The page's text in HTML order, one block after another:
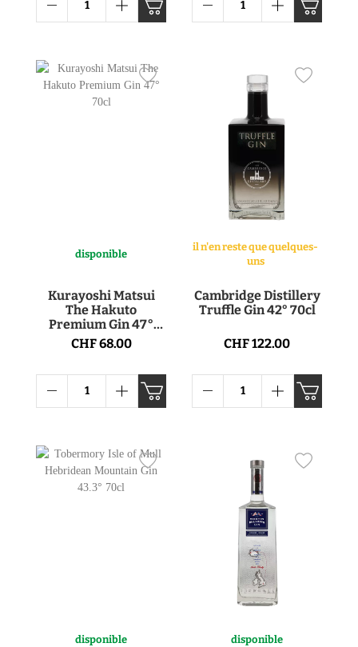
disponible
Kurayoshi Matsui
The Hakuto
Premium Gin 47°
70cl
CHF 68.00
il n'en reste que quelques-
uns
Cambridge Distillery
Truffle Gin 42° 70cl
CHF 122.00
disponible disponible